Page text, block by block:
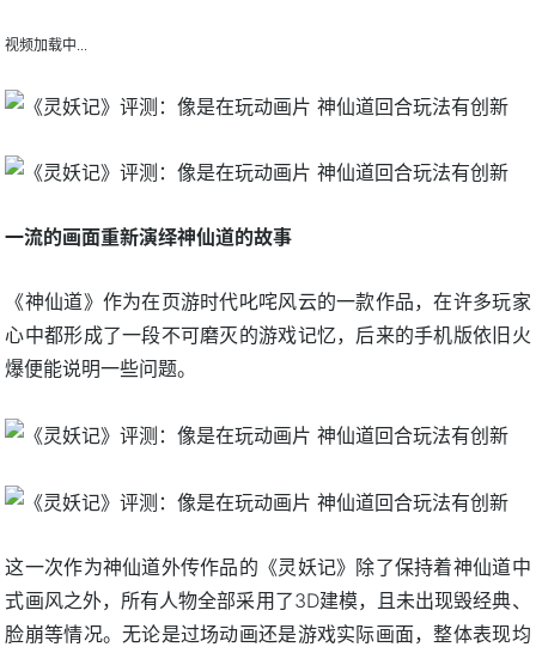
视频加载中...
一流的画面重新演绎神仙道的故事
《神仙道》作为在页游时代叱咤风云的一款作品，在许多玩家
心中都形成了一段不可磨灭的游戏记忆，后来的手机版依旧火
爆便能说明一些问题。
这一次作为神仙道外传作品的《灵妖记》除了保持着神仙道中
式画风之外，所有人物全部采用了3D建模，且未出现毁经典、
脸崩等情况。无论是过场动画还是游戏实际画面，整体表现均